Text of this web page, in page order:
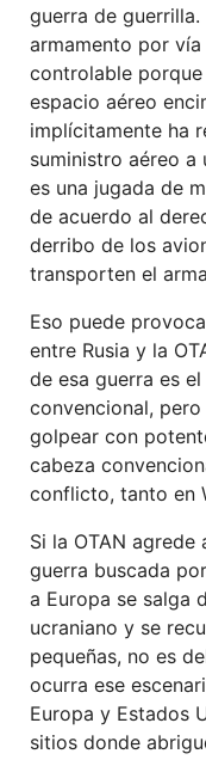
guerra de
armamento por
controlable porque
espacio aéreo
implícitamente ha
suministro aéreo a
es una jugada de
de acuerdo al
derribo de los
transporten el
Eso puede
entre Rusia y la
de esa guerra es
convencional,
golpear con
cabeza
conflicto, tanto en
Si la OTAN agrede
guerra buscada
a Europa se salga
ucraniano y se
pequeñas, no es
ocurra ese
Europa y Estados
sitios donde